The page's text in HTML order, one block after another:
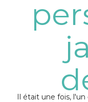
Il était une fois,